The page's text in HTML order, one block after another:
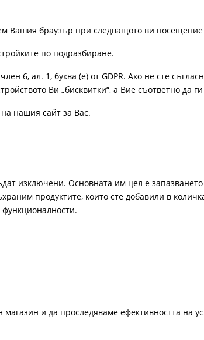
Вашия браузър при следващото ви
по подразбиране.
6, ал. 1, буква (е) от GDPR. Ако не сте
Ви „бисквитки“, а Вие съответно да
нашия сайт за Вас.
изключени. Основната им цел е
продуктите, които сте добавили в
и да проследяваме ефективността на